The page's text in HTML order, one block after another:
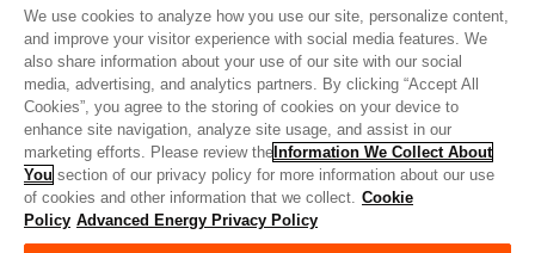
プライバシーポリシー
法的情報
品質
サイトマップ
サプライヤーポータル
UK Modern Slavery Act
We use cookies to analyze how you use our site, personalize content,
and improve your visitor experience with social media features. We
also share information about your use of our site with our social
media, advertising, and analytics partners. By clicking “Accept All
Cookies”, you agree to the storing of cookies on your device to
enhance site navigation, analyze site usage, and assist in our
marketing efforts. Please review the Information We Collect About
You section of our privacy policy for more information about our use
of cookies and other information that we collect. Cookie
Policy Advanced Energy Privacy Policy